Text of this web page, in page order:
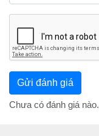
Chưa có đánh giá nào.